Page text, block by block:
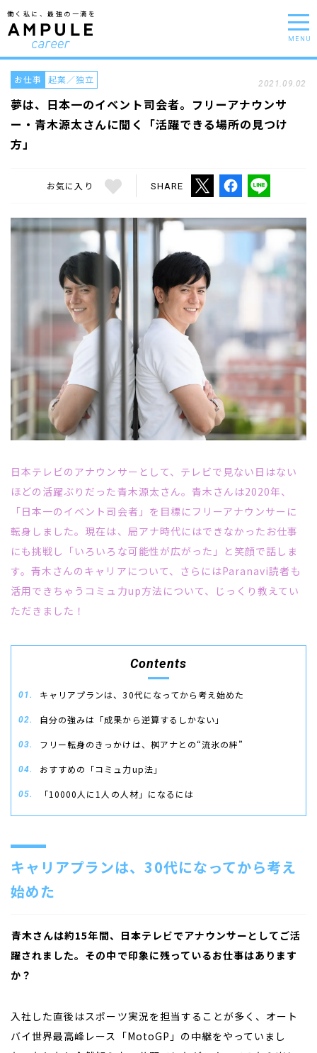
働く私に、最強の一滴を
MENU
夢は、日本一のイベント司会者。フリーアナウンサ
ー・青木源太さんに聞く「活躍できる場所の見つけ
方」
お仕事 起業／独立 2021.09.02
お気に入り SHARE
日本テレビのアナウンサーとして、テレビで見ない日はない
ほどの活躍ぶりだった青木源太さん。青木さんは2020年、
「日本一のイベント司会者」を目標にフリーアナウンサーに
転身しました。現在は、局アナ時代にはできなかったお仕事
にも挑戦し「いろいろな可能性が広がった」と笑顔で話しま
す。青木さんのキャリアについて、さらにはParanavi読者も
活用できちゃうコミュ力up方法について、じっくり教えてい
ただきました！
Contents
キャリアプランは、30代になってから考え始めた
自分の強みは「成果から逆算するしかない」
フリー転身のきっかけは、桝アナとの“流氷の絆”
おすすめの「コミュ力up法」
「10000人に1人の人材」になるには
キャリアプランは、30代になってから考え
始めた
――青木さんは約15年間、日本テレビでアナウンサーとしてご活
躍されました。その中で印象に残っているお仕事はあります
か？
入社した直後はスポーツ実況を担当することが多く、オート
バイ世界最高峰レース「MotoGP 」の中継をやっていまし